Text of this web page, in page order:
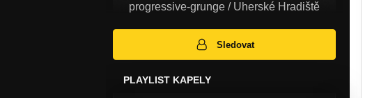
progressive-grunge / Uherské Hradiště
Sledovat
PLAYLIST KAPELY